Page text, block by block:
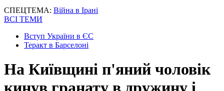
СПЕЦТЕМА: Війна в Ірані
ВСІ ТЕМИ
Вступ України в ЄС
Теракт в Барселоні
На Київщині п'яний чоловік